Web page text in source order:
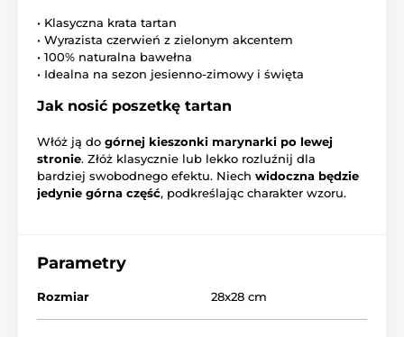
• Klasyczna krata tartan
• Wyrazista czerwień z zielonym akcentem
• 100% naturalna bawełna
• Idealna na sezon jesienno-zimowy i święta
Jak nosić poszetkę tartan
Włóż ją do górnej kieszonki marynarki po lewej
stronie. Złóż klasycznie lub lekko rozluźnij dla
bardziej swobodnego efektu. Niech widoczna będzie
jedynie górna część, podkreślając charakter wzoru.
Parametry
Rozmiar 28x28 cm